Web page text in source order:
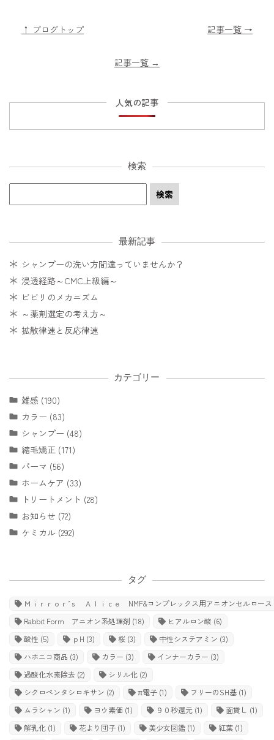
↑ ブログトップ 記事一覧 →
記事一覧 →
人気の記事
検索
最新記事
シャンプーの洗い方間違っていませんか？
浸透経路～CMC上級編～
ビビリのメカニズム
～薬剤選定の考え方～
拡散律速と反応律速
カテゴリー
雑感 (190)
カラー (83)
シャンプー (48)
縮毛矯正 (171)
パーマ (56)
ホームケア (33)
トリートメント (28)
お知らせ (72)
ケミカル (292)
タグ
Ｍｉｒｒｏｒ’ｓ Ａｌｉｃｅ NMF&コンプレックス用アニオンセルロース
Rabbit Form アニオン系処理剤 (18) ヒアルロン酸 (6)
酸性 (5) ｐH (3) 桜 (3) 中性システアミン (3)
ハホニコ商品 (3) カラー (3) インナーカラー (3)
過酸化水素除去 (2) シリル化 (2)
シクロペンタシロキサン (2) π電子 (1) フリーのSH基 (1)
ムラシャン (1) ヨウ素価 (1) ９０秒還元 (1) 面貸し (1)
解乳化 (1) 花より団子 (1) 美少女図鑑 (1) 紅葉 (1)